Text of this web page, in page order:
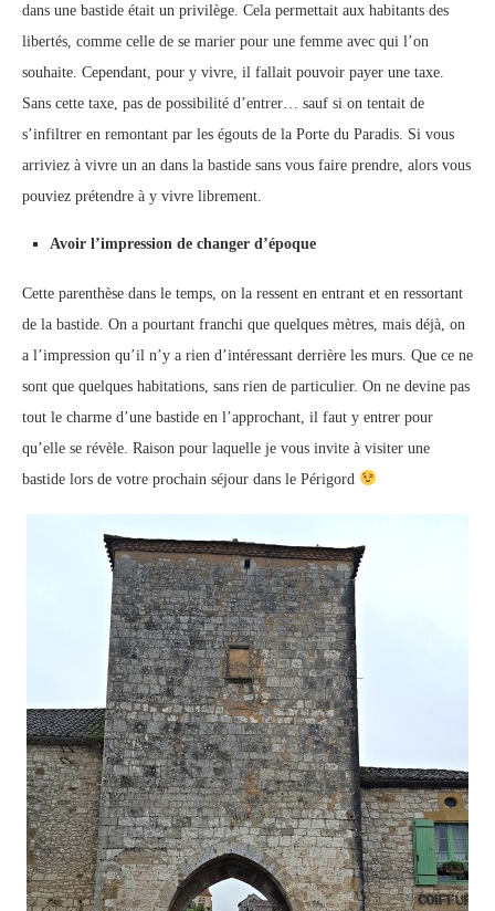
dans une bastide était un privilège. Cela permettait aux habitants des
libertés, comme celle de se marier pour une femme avec qui l’on
souhaite. Cependant, pour y vivre, il fallait pouvoir payer une taxe.
Sans cette taxe, pas de possibilité d’entrer… sauf si on tentait de
s’infiltrer en remontant par les égouts de la Porte du Paradis. Si vous
arriviez à vivre un an dans la bastide sans vous faire prendre, alors vous
pouviez prétendre à y vivre librement.
Avoir l’impression de changer d’époque
Cette parenthèse dans le temps, on la ressent en entrant et en ressortant
de la bastide. On a pourtant franchi que quelques mètres, mais déjà, on
a l’impression qu’il n’y a rien d’intéressant derrière les murs. Que ce ne
sont que quelques habitations, sans rien de particulier. On ne devine pas
tout le charme d’une bastide en l’approchant, il faut y entrer pour
qu’elle se révèle. Raison pour laquelle je vous invite à visiter une
bastide lors de votre prochain séjour dans le Périgord